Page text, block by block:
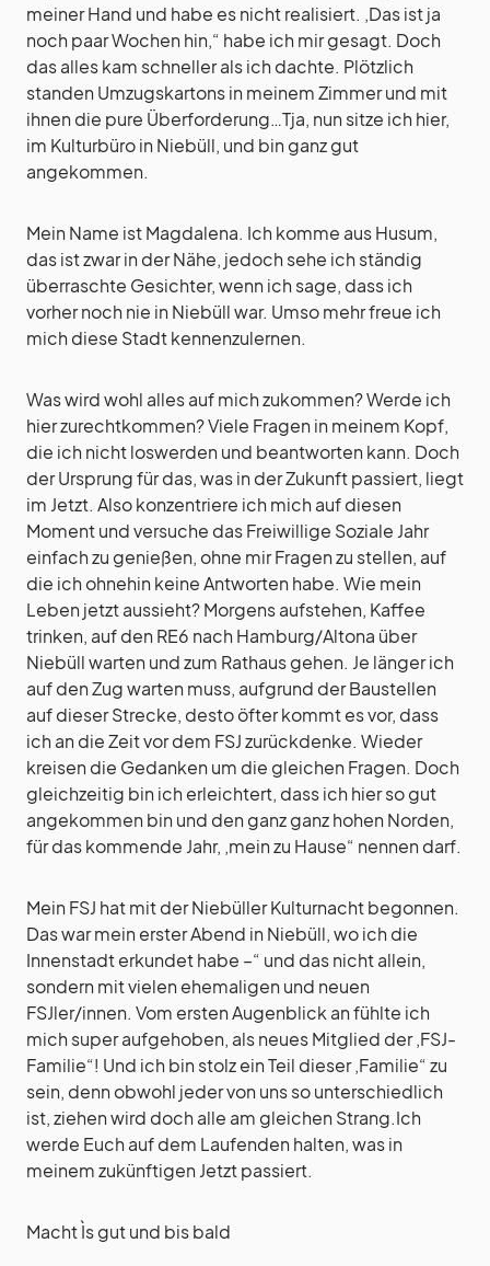
meiner Hand und habe es nicht realisiert. ‚Das ist ja
noch paar Wochen hin,“ habe ich mir gesagt. Doch
das alles kam schneller als ich dachte. Plötzlich
standen Umzugskartons in meinem Zimmer und mit
ihnen die pure Überforderung…Tja, nun sitze ich hier,
im Kulturbüro in Niebüll, und bin ganz gut
angekommen.
Mein Name ist Magdalena. Ich komme aus Husum,
das ist zwar in der Nähe, jedoch sehe ich ständig
überraschte Gesichter, wenn ich sage, dass ich
vorher noch nie in Niebüll war. Umso mehr freue ich
mich diese Stadt kennenzulernen.
Was wird wohl alles auf mich zukommen? Werde ich
hier zurechtkommen? Viele Fragen in meinem Kopf,
die ich nicht loswerden und beantworten kann. Doch
der Ursprung für das, was in der Zukunft passiert, liegt
im Jetzt. Also konzentriere ich mich auf diesen
Moment und versuche das Freiwillige Soziale Jahr
einfach zu genießen, ohne mir Fragen zu stellen, auf
die ich ohnehin keine Antworten habe. Wie mein
Leben jetzt aussieht? Morgens aufstehen, Kaffee
trinken, auf den RE6 nach Hamburg/Altona über
Niebüll warten und zum Rathaus gehen. Je länger ich
auf den Zug warten muss, aufgrund der Baustellen
auf dieser Strecke, desto öfter kommt es vor, dass
ich an die Zeit vor dem FSJ zurückdenke. Wieder
kreisen die Gedanken um die gleichen Fragen. Doch
gleichzeitig bin ich erleichtert, dass ich hier so gut
angekommen bin und den ganz ganz hohen Norden,
für das kommende Jahr, ‚mein zu Hause“ nennen darf.
Mein FSJ hat mit der Niebüller Kulturnacht begonnen.
Das war mein erster Abend in Niebüll, wo ich die
Innenstadt erkundet habe –“ und das nicht allein,
sondern mit vielen ehemaligen und neuen
FSJler/innen. Vom ersten Augenblick an fühlte ich
mich super aufgehoben, als neues Mitglied der ‚FSJ-
Familie“! Und ich bin stolz ein Teil dieser ‚Familie“ zu
sein, denn obwohl jeder von uns so unterschiedlich
ist, ziehen wird doch alle am gleichen Strang.Ich
werde Euch auf dem Laufenden halten, was in
meinem zukünftigen Jetzt passiert.
Macht Ìs gut und bis bald